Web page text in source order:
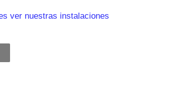
ver nuestras instalaciones